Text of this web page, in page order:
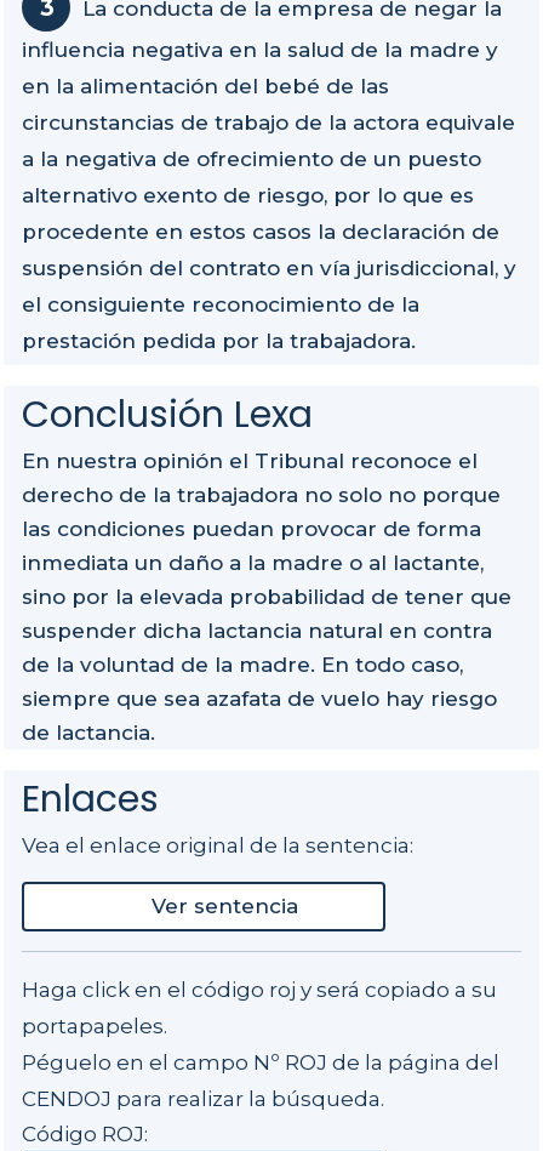
La conducta de la empresa de negar la
influencia negativa en la salud de la madre y
en la alimentación del bebé de las
circunstancias de trabajo de la actora equivale
a la negativa de ofrecimiento de un puesto
alternativo exento de riesgo, por lo que es
procedente en estos casos la declaración de
suspensión del contrato en vía jurisdiccional, y
el consiguiente reconocimiento de la
prestación pedida por la trabajadora.
Conclusión Lexa
En nuestra opinión el Tribunal reconoce el
derecho de la trabajadora no solo no porque
las condiciones puedan provocar de forma
inmediata un daño a la madre o al lactante,
sino por la elevada probabilidad de tener que
suspender dicha lactancia natural en contra
de la voluntad de la madre. En todo caso,
siempre que sea azafata de vuelo hay riesgo
de lactancia.
Enlaces
Vea el enlace original de la sentencia:
Ver sentencia
Haga click en el código roj y será copiado a su
portapapeles.
Péguelo en el campo Nº ROJ de la página del
CENDOJ para realizar la búsqueda.
Código ROJ: